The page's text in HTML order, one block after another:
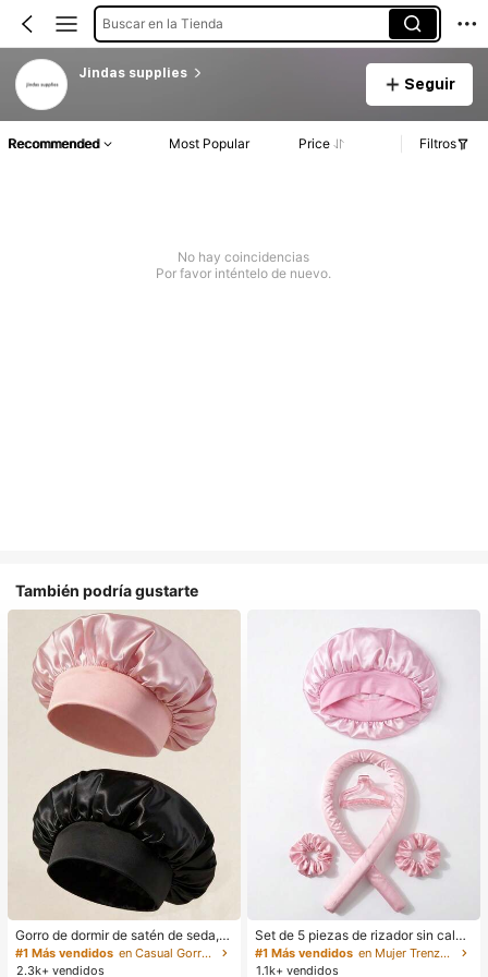
Buscar en la Tienda
Jindas supplies
Seguir
Recommended Most Popular Price Filtros
No hay coincidencias
Por favor inténtelo de nuevo.
También podría gustarte
Gorro de dormir de satén de seda, a
decuado para cabello largo, trenza
s, rastas y cabello rizado. Suave, u
#1 Más vendidos
en Casual Gorros para el pelo para mujer
2.3k+ vendidos
Set de 5 piezas de rizador sin calor,
incluye: varita rizadora sin calor, go
rro de satén para dormir, diadema si
#1 Más vendidos
en Mujer Trenzadoras y rodillos
1.1k+ vendidos